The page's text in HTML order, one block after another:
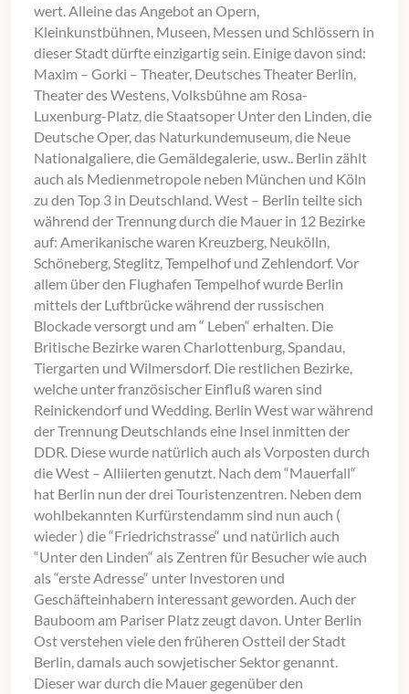
wert. Alleine das Angebot an Opern,
Kleinkunstbühnen, Museen, Messen und Schlössern in
dieser Stadt dürfte einzigartig sein. Einige davon sind:
Maxim – Gorki – Theater, Deutsches Theater Berlin,
Theater des Westens, Volksbühne am Rosa-
Luxenburg-Platz, die Staatsoper Unter den Linden, die
Deutsche Oper, das Naturkundemuseum, die Neue
Nationalgaliere, die Gemäldegalerie, usw.. Berlin zählt
auch als Medienmetropole neben München und Köln
zu den Top 3 in Deutschland. West – Berlin teilte sich
während der Trennung durch die Mauer in 12 Bezirke
auf: Amerikanische waren Kreuzberg, Neukölln,
Schöneberg, Steglitz, Tempelhof und Zehlendorf. Vor
allem über den Flughafen Tempelhof wurde Berlin
mittels der Luftbrücke während der russischen
Blockade versorgt und am “ Leben“ erhalten. Die
Britische Bezirke waren Charlottenburg, Spandau,
Tiergarten und Wilmersdorf. Die restlichen Bezirke,
welche unter französischer Einfluß waren sind
Reinickendorf und Wedding. Berlin West war während
der Trennung Deutschlands eine Insel inmitten der
DDR. Diese wurde natürlich auch als Vorposten durch
die West – Alliierten genutzt. Nach dem “Mauerfall“
hat Berlin nun der drei Touristenzentren. Neben dem
wohlbekannten Kurfürstendamm sind nun auch (
wieder ) die “Friedrichstrasse“ und natürlich auch
“Unter den Linden“ als Zentren für Besucher wie auch
als “erste Adresse“ unter Investoren und
Geschäfteinhabern interessant geworden. Auch der
Bauboom am Pariser Platz zeugt davon. Unter Berlin
Ost verstehen viele den früheren Ostteil der Stadt
Berlin, damals auch sowjetischer Sektor genannt.
Dieser war durch die Mauer gegenüber den